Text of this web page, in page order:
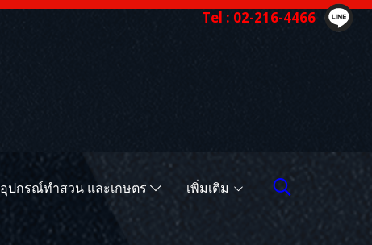
Tel : 02-216-4466
อุปกรณ์ทำสวน และเกษตร เพิ่มเติม